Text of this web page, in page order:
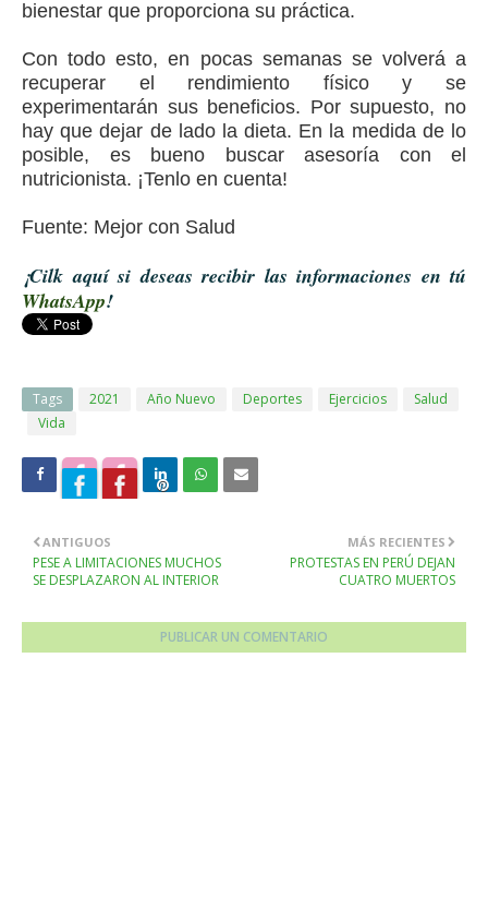
bienestar que proporciona su práctica.
Con todo esto, en pocas semanas se volverá a
recuperar el rendimiento físico y se
experimentarán sus beneficios. Por supuesto, no
hay que dejar de lado la dieta. En la medida de lo
posible, es bueno buscar asesoría con el
nutricionista. ¡Tenlo en cuenta!
Fuente: Mejor con Salud
¡Cilk aquí si deseas recibir las informaciones en tú
WhatsApp!
Tags 2021 Año Nuevo Deportes Ejercicios
Salud
Vida
MÁS RECIENTES
PROTESTAS EN PERÚ DEJAN
CUATRO MUERTOS
ANTIGUOS
PESE A LIMITACIONES MUCHOS
SE DESPLAZARON AL INTERIOR
PUBLICAR UN COMENTARIO